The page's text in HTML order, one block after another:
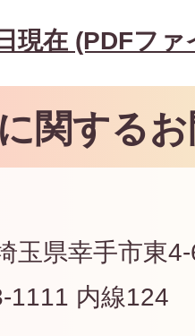
現在 (PDFフ
関する
玉県幸手市東
1111 内線124